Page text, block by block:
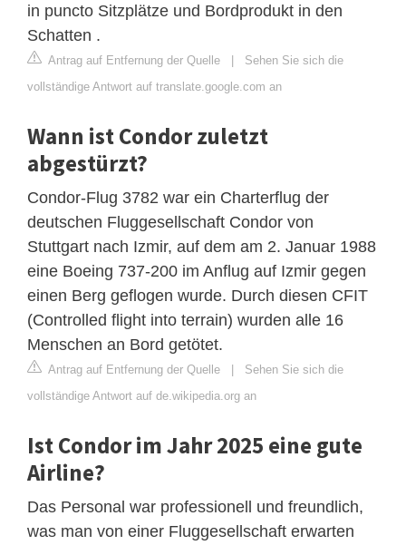
in puncto Sitzplätze und Bordprodukt in den
Schatten .
Antrag auf Entfernung der Quelle | Sehen Sie sich die
vollständige Antwort auf translate.google.com an
Wann ist Condor zuletzt
abgestürzt?
Condor-Flug 3782 war ein Charterflug der
deutschen Fluggesellschaft Condor von
Stuttgart nach Izmir, auf dem am 2. Januar 1988
eine Boeing 737-200 im Anflug auf Izmir gegen
einen Berg geflogen wurde. Durch diesen CFIT
(Controlled flight into terrain) wurden alle 16
Menschen an Bord getötet.
Antrag auf Entfernung der Quelle | Sehen Sie sich die
vollständige Antwort auf de.wikipedia.org an
Ist Condor im Jahr 2025 eine gute
Airline?
Das Personal war professionell und freundlich,
was man von einer Fluggesellschaft erwarten